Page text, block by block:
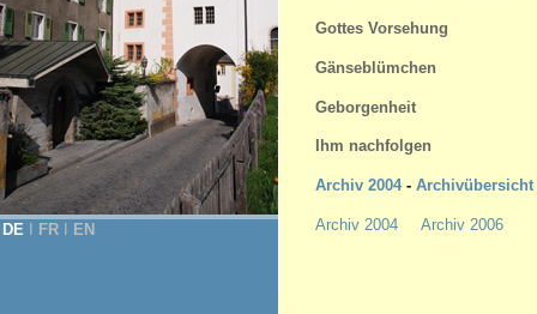
DE FR EN
Gottes Vorsehung
Gänseblümchen
Geborgenheit
Ihm nachfolgen
Archiv 2004- Archivübersicht
Archiv 2004 Archiv 2006